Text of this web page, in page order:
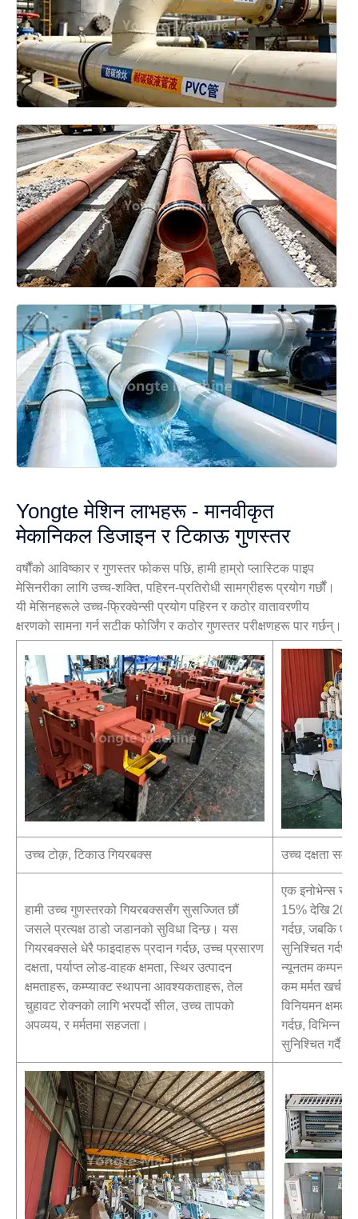
Yongte मेशिन लाभहरू - मानवीकृत
मेकानिकल डिजाइन र टिकाऊ गुणस्तर
वर्षौंको आविष्कार र गुणस्तर फोकस पछि, हामी हाम्रो प्लास्टिक पाइप
मेसिनरीका लागि उच्च-शक्ति, पहिरन-प्रतिरोधी सामग्रीहरू प्रयोग गर्छौं।
यी मेसिनहरूले उच्च-फ्रिक्वेन्सी प्रयोग पहिरन र कठोर वातावरणीय
क्षरणको सामना गर्न सटीक फोर्जिंग र कठोर गुणस्तर परीक्षणहरू पार गर्छन्।
उच्च टोक़, टिकाउ गियरबक्स उच्च दक्षता सर्वो
हामी उच्च गुणस्तरको गियरबक्ससँग सुसज्जित छौं
जसले प्रत्यक्ष ठाडो जडानको सुविधा दिन्छ। यस
गियरबक्सले धेरै फाइदाहरू प्रदान गर्दछ, उच्च प्रसारण
दक्षता, पर्याप्त लोड-वाहक क्षमता, स्थिर उत्पादन
क्षमताहरू, कम्प्याक्ट स्थापना आवश्यकताहरू, तेल
चुहावट रोक्नको लागि भरपर्दो सील, उच्च तापको
अपव्यय, र मर्मतमा सहजता।
एक इनोभेन्स
15% देखि 20%
गर्दछ, जबकि एक
सुनिश्चित
न्यूनतम कम्पन र
कम मर्मत खर्च
विनियमन
गर्दछ, विभिन्न
सुनिश्चित गर्दै।